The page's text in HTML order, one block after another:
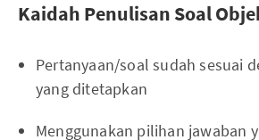
Kaidah Penulisan Soal
Pertanyaan/soal sudah sesuai
yang ditetapkan
Menggunakan pilihan jawaban